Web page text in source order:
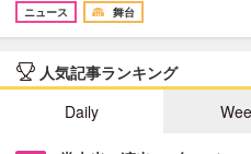
ニュース
舞台
人気記事ランキング
Daily